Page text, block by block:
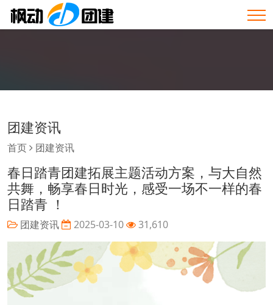
团建资讯
首页 团建资讯
春日踏青团建拓展主题活动方案，与大自然
共舞，畅享春日时光，感受一场不一样的春
日踏青 ！
团建资讯 2025-03-10 31,610